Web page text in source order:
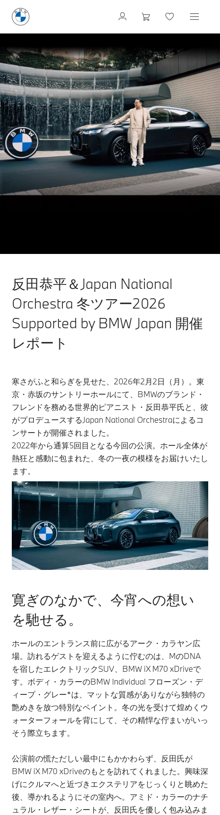
反田恭平＆Japan National
Orchestra 冬ツアー2026
Supported by BMW Japan 開催
レポート
寒さがふと和らぎを見せた、2026年2月2日（月）。東
京・赤坂のサントリーホールにて、BMWのブランド・
フレンドを務める世界的ピアニスト・反田恭平氏と、彼
がプロデュースするJapan National Orchestraによるコ
ンサートが開催されました。
2022年から通算5回目となる今回の公演。ホール全体が
熱狂と感動に包まれた、冬の一夜の模様をお届けいたし
ます。
寛ぎのなかで、今宵への想い
を馳せる。
ホールのエントランス前に広がるアーク・カラヤン広
場。訪れるゲストを迎えるように佇むのは、MのDNA
を宿したエレクトリックSUV、BMW iX M70 xDriveで
す。ボディ・カラーのBMW Individual フローズン・デ
ィープ・グレー*は、マットな質感がありながら独特の
艶めきを放つ特別なペイント。冬の光を受けて煌めくウ
ォーターフォールを背にして、その精悍な佇まいがいっ
そう際立ちます。
公演前の慌ただしい最中にもかかわらず、反田氏が
BMW iX M70 xDriveのもとを訪れてくれました。興味深
げにクルマへと近づきエクステリアをじっくりと眺めた
後、導かれるようにその室内へ。アミド・カラーのナチ
ュラル・レザー・シートが、反田氏を優しく包み込みま